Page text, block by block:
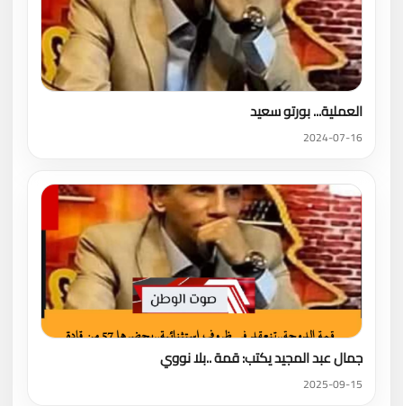
العملية... بورتو سعيد
2024-07-16
جمال عبد المجيد يكتب: قمة ..بلا نووي
2025-09-15